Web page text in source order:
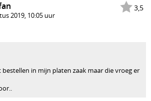
3,5
2019, 10:05 uur
in mijn platen zaak maar die vroeg er